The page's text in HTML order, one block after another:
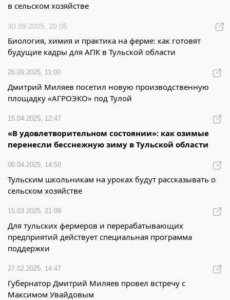
в сельском хозяйстве
30.09.2025, 20:05
Биология, химия и практика на ферме: как готовят
будущие кадры для АПК в Тульской области
26.09.2025, 11:00
Дмитрий Миляев посетил новую производственную
площадку «АГРОЭКО» под Тулой
15.04.2025, 12:47
«В удовлетворительном состоянии»: как озимые
перенесли бесснежную зиму в Тульской области
06.04.2025, 14:50
Тульским школьникам на уроках будут рассказывать о
сельском хозяйстве
15.03.2025, 21:08
Для тульских фермеров и перерабатывающих
предприятий действует специальная программа
поддержки
27.02.2025, 14:47
Губернатор Дмитрий Миляев провел встречу с
Максимом Увайдовым